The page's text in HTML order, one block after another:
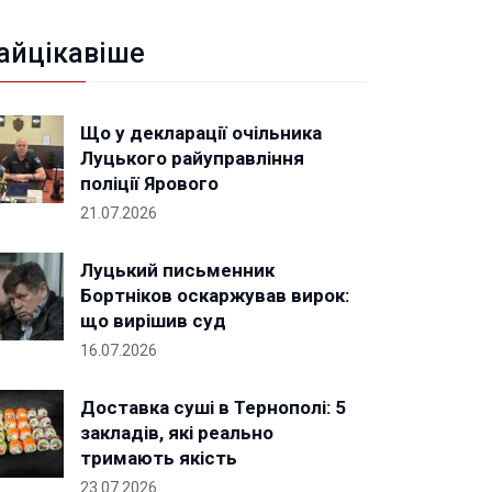
Що у декларації очільника
Луцького райуправління
поліції Ярового
21.07.2026
Луцький письменник
Бортніков оскаржував вирок:
що вирішив суд
16.07.2026
Доставка суші в Тернополі: 5
закладів, які реально
тримають якість
23.07.2026